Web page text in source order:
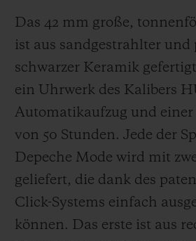
Das 42 mm große,
ist aus sandgestrahlter und
schwarzer Keramik
ein Uhrwerk des Kalibers
Automatikaufzug und einer
von 50 Stunden. Jede der
Depeche Mode wird mit
geliefert, die dank des
Click-Systems einfach
können. Das erste ist aus